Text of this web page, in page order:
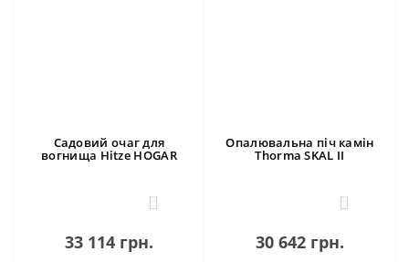
Садовий очаг для
вогнища Hitze HOGAR
0
33 114 грн.
Опалювальна піч камін
Thorma SKAL II
0
30 642 грн.